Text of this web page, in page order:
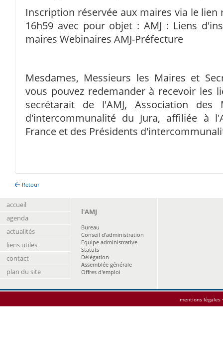
Inscription réservée aux maires via le
16h59 avec pour objet : AMJ : Liens
maires Webinaires AMJ-Préfecture
Mesdames, Messieurs les Maires et
vous pouvez redemander à recevoir les
secrétarait de l'AMJ, Association des
d'intercommunalité du Jura, affiliée à
France et des Présidents
Retour
accueil
agenda
actualités
liens utiles
contact
plan du site
l'AMJ
Bureau
Conseil d’administration
Equipe administrative
Statuts
Délégation
Assemblée générale
Offres d'emploi
mentions légales